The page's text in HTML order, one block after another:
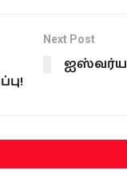
Next Post